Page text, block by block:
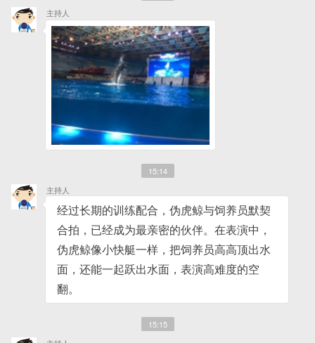
主持人
15:14
主持人
经过长期的训练配合，伪虎鲸与饲养员默契
合拍，已经成为最亲密的伙伴。在表演中，
伪虎鲸像小快艇一样，把饲养员高高顶出水
面，还能一起跃出水面，表演高难度的空
翻。
15:15